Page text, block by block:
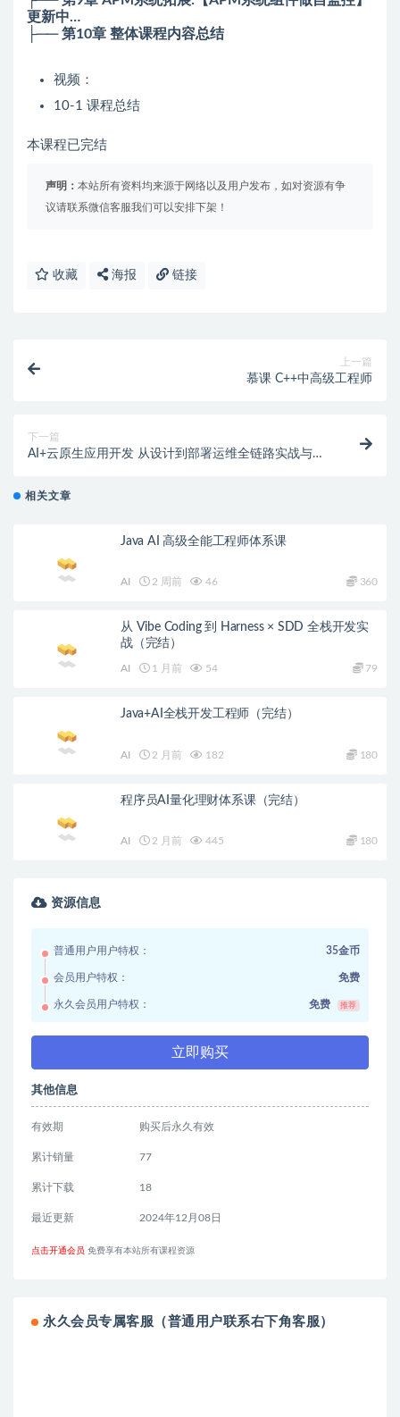
更新中…
├── 第10章 整体课程内容总结
视频：
10-1 课程总结
本课程已完结
声明： 本站所有资料均来源于网络以及用户发布，如对资源有争
议请联系微信客服我们可以安排下架！
收藏 海报 链接
上一篇
慕课 C++中高级工程师
下一篇
AI+云原生应用开发 从设计到部署运维全链路实战与提
相关文章
Java AI 高级全能工程师体系课
AI 2 周前 46 360
从 Vibe Coding 到 Harness × SDD 全栈开发实
战（完结）
AI 1 月前 54 79
Java+AI全栈开发工程师（完结）
AI 2 月前 182 180
程序员AI量化理财体系课（完结）
AI 2 月前 445 180
资源信息
普通用户用户特权： 35金币
会员用户特权： 免费
永久会员用户特权： 免费 推荐
立即购买
其他信息
有效期 购买后永久有效
累计销量 77
累计下载 18
最近更新 2024年12月08日
点击开通会员 免费享有本站所有课程资源
永久会员专属客服（普通用户联系右下角客服）